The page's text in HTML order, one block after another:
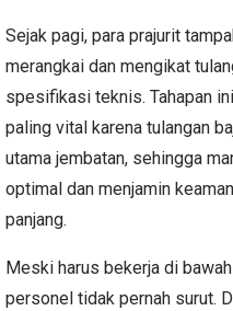
Sejak pagi, para prajurit
merangkai dan mengikat
spesifikasi teknis. Tahapan
paling vital karena tulangan
utama jembatan, sehingga
optimal dan menjamin
panjang.
Meski harus bekerja di
personel tidak pernah surut.